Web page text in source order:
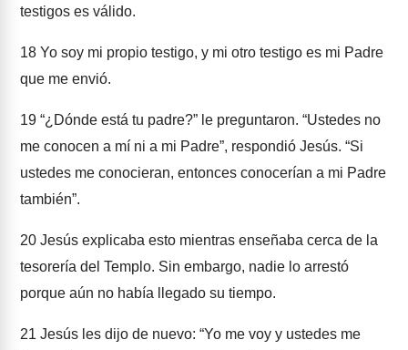
testigos es válido.
18 Yo soy mi propio testigo, y mi otro testigo es mi Padre
que me envió.
19 “¿Dónde está tu padre?” le preguntaron. “Ustedes no
me conocen a mí ni a mi Padre”, respondió Jesús. “Si
ustedes me conocieran, entonces conocerían a mi Padre
también”.
20 Jesús explicaba esto mientras enseñaba cerca de la
tesorería del Templo. Sin embargo, nadie lo arrestó
porque aún no había llegado su tiempo.
21 Jesús les dijo de nuevo: “Yo me voy y ustedes me